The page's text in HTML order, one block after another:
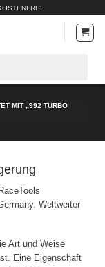
MIT „992 TURBO
Weltweiter
Art und Weise
Eine Eigenschaft